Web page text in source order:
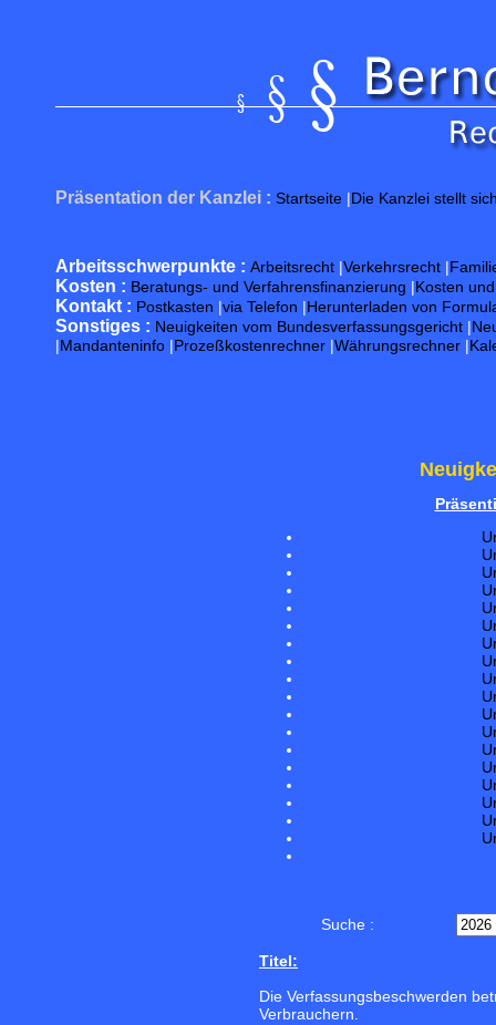
Präsentation der Kanzlei : Startseite |Die Kanzlei stellt
Arbeitsschwerpunkte : Arbeitsrecht |Verkehrsrecht |
Kosten : Beratungs- und Verfahrensfinanzierung |Kosten
Kontakt : Postkasten |via Telefon |Herunterladen von
Sonstiges : Neuigkeiten vom Bundesverfassungsgericht |
|Mandanteninfo |Prozeßkostenrechner |Währungsrechner |
Suche :
Titel:
Die Verfassungsbeschwerden
Verbrauchern.